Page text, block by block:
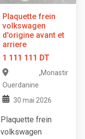
Plaquette frein
volkswagen
d'origine avant et
arriere
1 111 111 DT
Ouerdanine
,Monastir
30 mai 2026
Plaquette frein
volkswagen